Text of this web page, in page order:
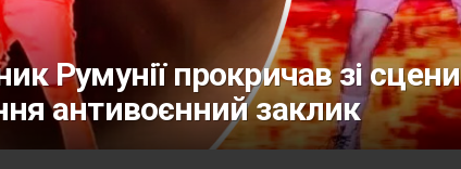
Румунії прокричав зі сцени
антивоєнний заклик